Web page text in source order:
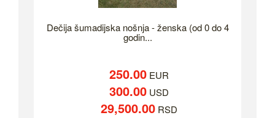
Dečija šumadijska nošnja - ženska (od 0 do 4
godin...
250.00 EUR
300.00 USD
29,500.00 RSD